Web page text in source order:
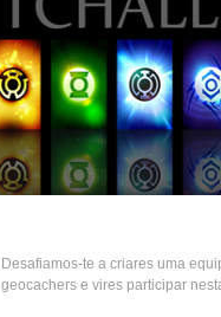
Desafiamos-te a criares uma
geocachers e vires participar